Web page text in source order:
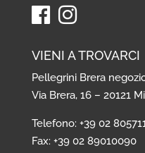
VIENI A TROVARCI
Pellegrini Brera
Via Brera, 16 – 20121
Telefono: +39 02
Fax: +39 02 89010090